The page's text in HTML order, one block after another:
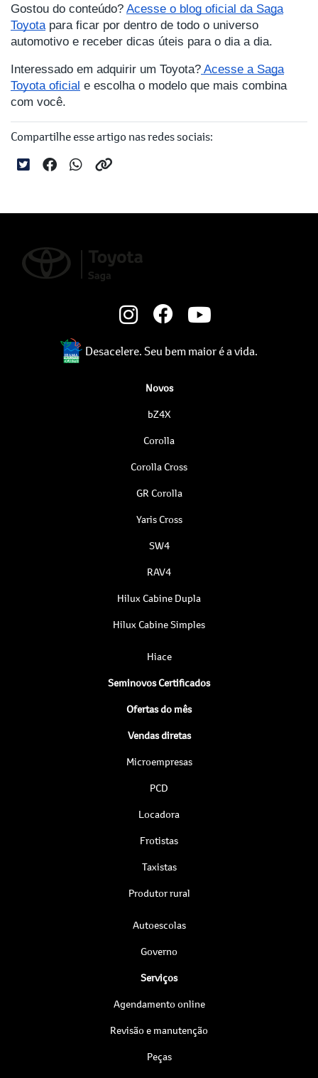
Gostou do conteúdo? Acesse o blog oficial da Saga
Toyota para ficar por dentro de todo o universo
automotivo e receber dicas úteis para o dia a dia.
Interessado em adquirir um Toyota? Acesse a Saga
Toyota oficial e escolha o modelo que mais combina
com você.
Compartilhe esse artigo nas redes sociais:
Desacelere. Seu bem maior é a vida.
Novos
bZ4X
Corolla
Corolla Cross
GR Corolla
Yaris Cross
SW4
RAV4
Hilux Cabine Dupla
Hilux Cabine Simples
Hiace
Seminovos Certificados
Ofertas do mês
Vendas diretas
Microempresas
PCD
Locadora
Frotistas
Taxistas
Produtor rural
Autoescolas
Governo
Serviços
Agendamento online
Revisão e manutenção
Peças